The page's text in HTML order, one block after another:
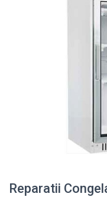
Reparatii